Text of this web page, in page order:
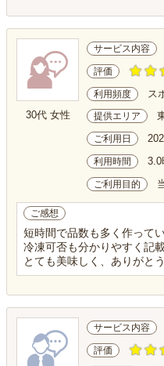
30代 女性
サービス内容
評価
利用頻度 ス
提供エリア
ご利用日
利用時間 3.0
ご利用目的
ご感想
短時間で品数も多く作って
冷凍可否も分かりやすく記
とても美味しく、ありがと
サービス内容
評価